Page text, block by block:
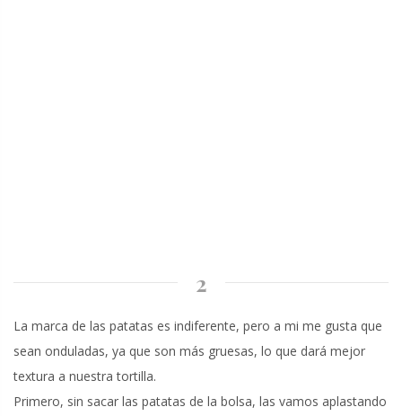
2
La marca de las patatas es indiferente, pero a mi me gusta que
sean onduladas, ya que son más gruesas, lo que dará mejor
textura a nuestra tortilla.
Primero, sin sacar las patatas de la bolsa, las vamos aplastando